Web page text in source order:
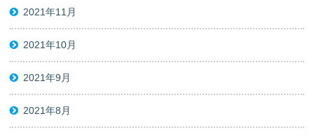
2021年11月
2021年10月
2021年9月
2021年8月